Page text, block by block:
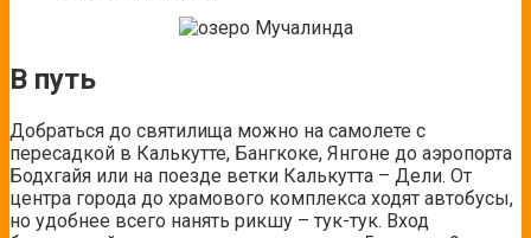
В путь
Добраться до святилища можно на самолете с
пересадкой в Калькутте, Бангкоке, Янгоне до аэропорта
Бодхгайя или на поезде ветки Калькутта – Дели. От
центра города до храмового комплекса ходят автобусы,
но удобнее всего нанять рикшу – тук-тук. Вход